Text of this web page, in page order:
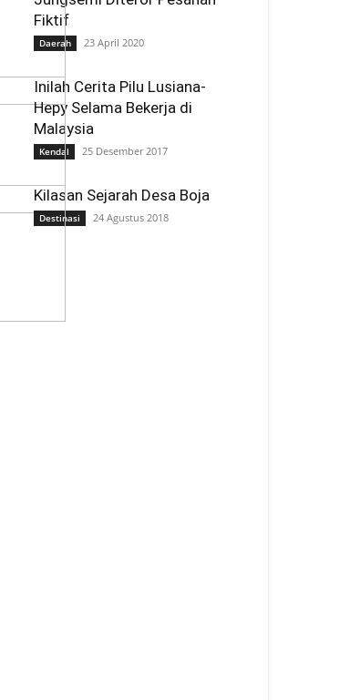
Fiktif
Daerah 23 April 2020
Inilah Cerita Pilu Lusiana-
Hepy Selama Bekerja di
Malaysia
Kendal 25 Desember 2017
Kilasan Sejarah Desa Boja
Destinasi 24 Agustus 2018